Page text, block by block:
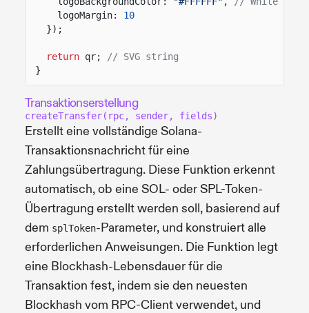
logoMargin:
10
});
return qr;
// SVG string
}
Transaktionserstellung
createTransfer(rpc, sender, fields)
Erstellt eine vollständige Solana-
Transaktionsnachricht für eine
Zahlungsübertragung. Diese Funktion erkennt
automatisch, ob eine SOL- oder SPL-Token-
Übertragung erstellt werden soll, basierend auf
dem splToken-Parameter, und konstruiert alle
erforderlichen Anweisungen. Die Funktion legt
eine Blockhash-Lebensdauer für die
Transaktion fest, indem sie den neuesten
Blockhash vom RPC-Client verwendet, und